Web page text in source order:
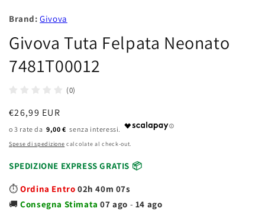
Brand: Givova
Givova Tuta Felpata Neonato
7481T00012
(0)
Prezzo
di
listino
€26,99 EUR
9,00 €
Spese di spedizione calcolate al check-out.
SPEDIZIONE EXPRESS GRATIS 📦
⏱️Ordina Entro 02h 40m 07s
🚚Consegna Stimata07 ago - 14 ago